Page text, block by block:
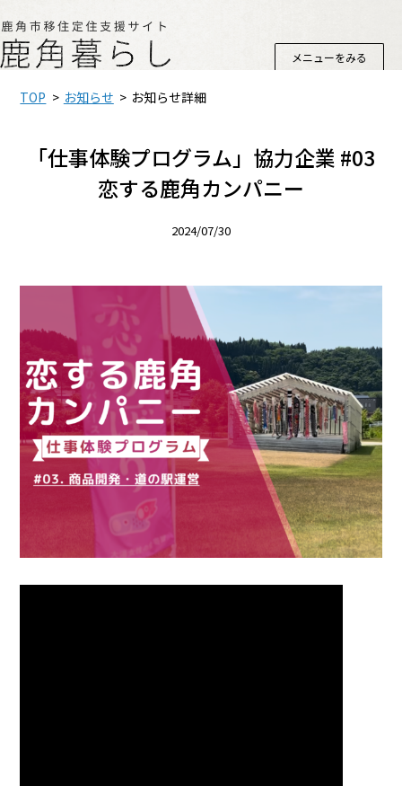
メニューをみる
TOP お知らせ お知らせ詳細
「仕事体験プログラム」協力企業 #03
恋する鹿角カンパニー
2024/07/30